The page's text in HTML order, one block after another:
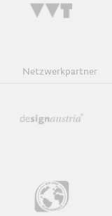
Netzwerkpartner